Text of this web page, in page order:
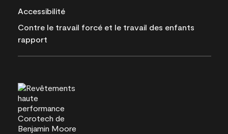
Accessibilité
Contre le travail forcé et le travail des enfants
rapport